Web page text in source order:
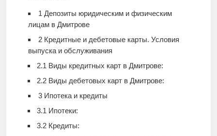
1 Депозиты юридическим и физическим
лицам в Дмитрове
2Кредитные и дебетовые карты. Условия
выпуска и обслуживания
2.1 Виды кредитных карт в Дмитрове:
2.2Виды дебетовых карт в Дмитрове:
3Ипотека и кредиты
3.1 Ипотеки:
3.2Кредиты: